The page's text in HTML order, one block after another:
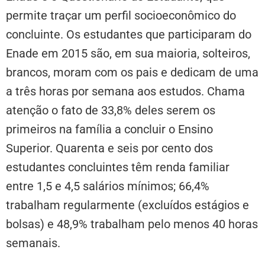
permite traçar um perfil socioeconômico do
concluinte. Os estudantes que participaram do
Enade em 2015 são, em sua maioria, solteiros,
brancos, moram com os pais e dedicam de uma
a três horas por semana aos estudos. Chama
atenção o fato de 33,8% deles serem os
primeiros na família a concluir o Ensino
Superior. Quarenta e seis por cento dos
estudantes concluintes têm renda familiar
entre 1,5 e 4,5 salários mínimos; 66,4%
trabalham regularmente (excluídos estágios e
bolsas) e 48,9% trabalham pelo menos 40 horas
semanais.